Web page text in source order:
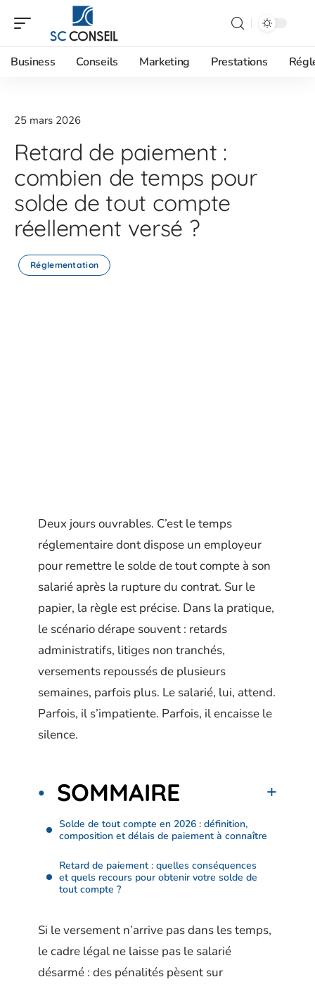
Business Conseils Marketing Prestations
25 mars 2026
Retard de paiement :
combien de temps pour
solde de tout compte
réellement versé ?
Réglementation
Deux jours ouvrables. C’est le temps
réglementaire dont dispose un employeur
pour remettre le solde de tout compte à son
salarié après la rupture du contrat. Sur le
papier, la règle est précise. Dans la pratique,
le scénario dérape souvent : retards
administratifs, litiges non tranchés,
versements repoussés de plusieurs
semaines, parfois plus. Le salarié, lui, attend.
Parfois, il s’impatiente. Parfois, il encaisse le
silence.
SOMMAIRE
Solde de tout compte en 2026 : définition,
composition et délais de paiement à connaître
Retard de paiement : quelles conséquences
et quels recours pour obtenir votre solde de
tout compte ?
Si le versement n’arrive pas dans les temps,
le cadre légal ne laisse pas le salarié
désarmé : des pénalités pèsent sur